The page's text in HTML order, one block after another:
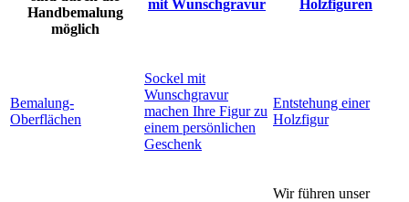
Handbemalung
möglich
Holzfiguren
Bemalung-
Oberflächen
Sockel mit
Wunschgravur
machen Ihre Figur zu
einem persönlichen
Geschenk
Entstehung einer
Holzfigur
Wir führen unser